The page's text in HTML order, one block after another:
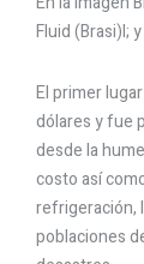
Fluid (Brasi)l;
El primer
dólares y fue
desde la
costo así
refrigeración,
poblaciones